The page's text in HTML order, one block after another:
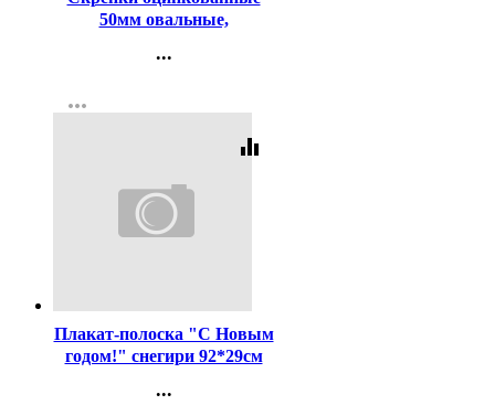
50мм овальные,
WorkMate арт.067000703
...
Регистрация
more_horiz
equalizer
Плакат-полоска "С Новым
годом!" снегири 92*29см
...